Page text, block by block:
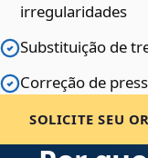
irregularidades
Substituição de
Correção de
SOLICITE SEU